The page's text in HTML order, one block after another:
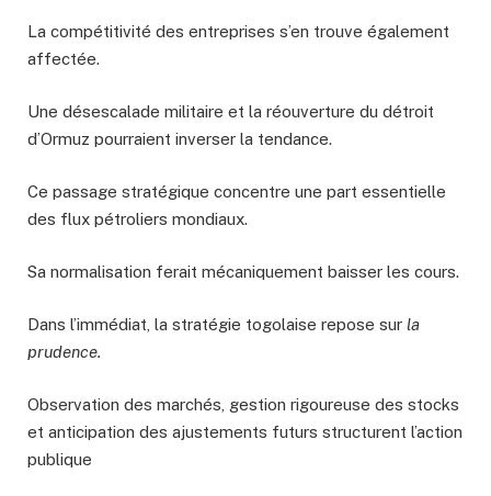
La compétitivité des entreprises s’en trouve également
affectée.
Une désescalade militaire et la réouverture du détroit
d’Ormuz pourraient inverser la tendance.
Ce passage stratégique concentre une part essentielle
des flux pétroliers mondiaux.
Sa normalisation ferait mécaniquement baisser les cours.
Dans l’immédiat, la stratégie togolaise repose sur la
prudence.
Observation des marchés, gestion rigoureuse des stocks
et anticipation des ajustements futurs structurent l’action
publique